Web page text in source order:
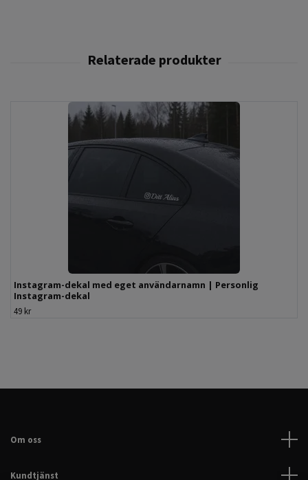
Instagram-dekal med eget användarnamn | Personlig
Instagram-dekal
49 kr
Om oss
Kundtjänst